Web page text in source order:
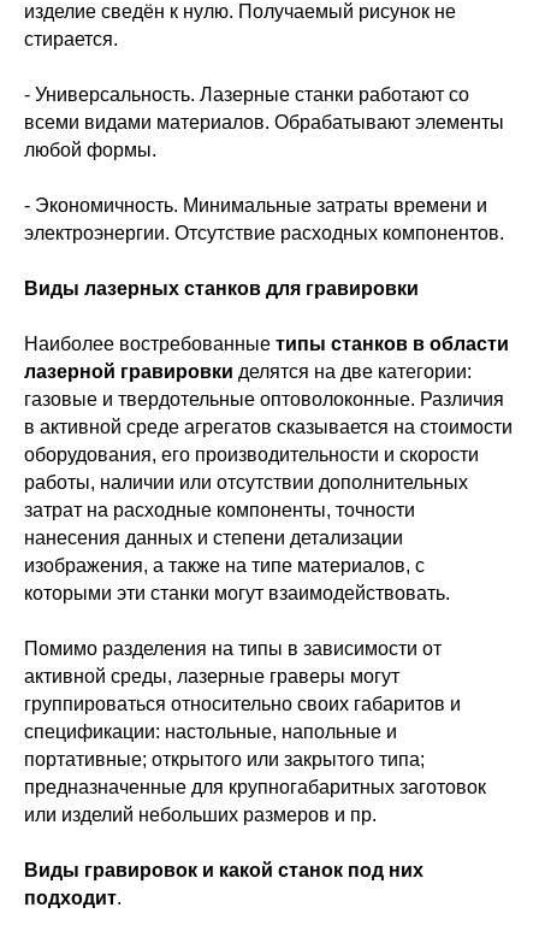
изделие сведён к нулю. Получаемый рисунок не
стирается.
- Универсальность. Лазерные станки работают со
всеми видами материалов. Обрабатывают элементы
любой формы.
- Экономичность. Минимальные затраты времени и
электроэнергии. Отсутствие расходных компонентов.
Виды лазерных станков для гравировки
Наиболее востребованные типы станков в области
лазерной гравировки делятся на две категории:
газовые и твердотельные оптоволоконные. Различия
в активной среде агрегатов сказывается на стоимости
оборудования, его производительности и скорости
работы, наличии или отсутствии дополнительных
затрат на расходные компоненты, точности
нанесения данных и степени детализации
изображения, а также на типе материалов, с
которыми эти станки могут взаимодействовать.
Помимо разделения на типы в зависимости от
активной среды, лазерные граверы могут
группироваться относительно своих габаритов и
спецификации: настольные, напольные и
портативные; открытого или закрытого типа;
предназначенные для крупногабаритных заготовок
или изделий небольших размеров и пр.
Виды гравировок и какой станок под них
подходит.